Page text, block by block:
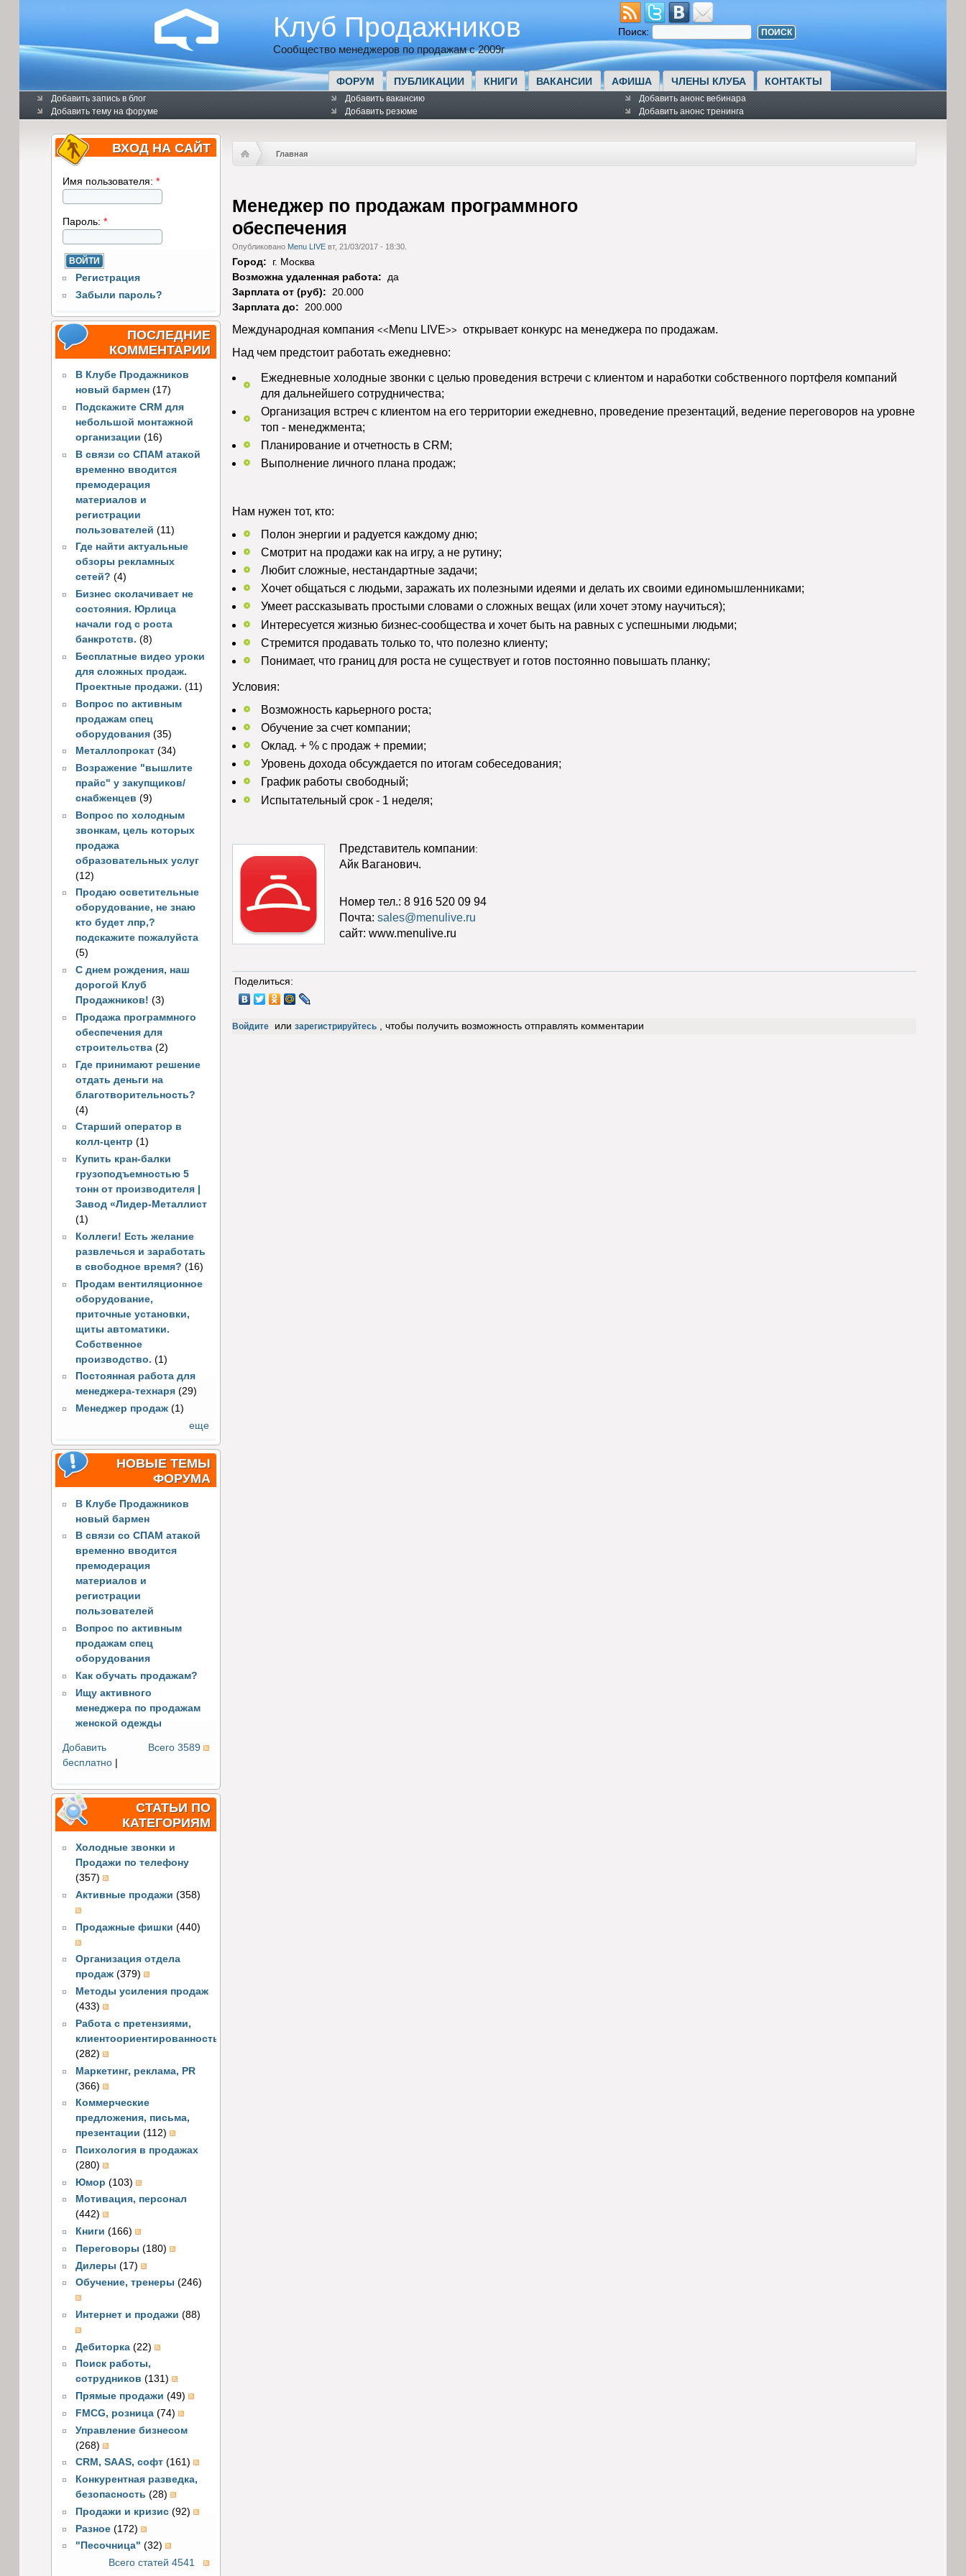
Клуб Продажников
Сообщество менеджеров по продажам с 2009г
Поиск:
ФОРУМ ПУБЛИКАЦИИ КНИГИ ВАКАНСИИ АФИША ЧЛЕНЫ КЛУБА КОНТАКТЫ
Добавить запись в блог
Добавить тему на форуме
Добавить вакансию
Добавить резюме
Добавить анонс вебинара
Добавить анонс тренинга
ВХОД НА САЙТ
Имя пользователя: *
Пароль: *
Регистрация
Забыли пароль?
ПОСЛЕДНИЕ
КОММЕНТАРИИ
В Клубе Продажников
новый бармен (17)
Подскажите CRM для
небольшой монтажной
организации (16)
В связи со СПАМ атакой
временно вводится
премодерация
материалов и
регистрации
пользователей (11)
Где найти актуальные
обзоры рекламных
сетей? (4)
Бизнес сколачивает не
состояния. Юрлица
начали год с роста
банкротств. (8)
Бесплатные видео уроки
для сложных продаж.
Проектные продажи. (11)
Вопрос по активным
продажам спец
оборудования (35)
Металлопрокат (34)
Возражение "вышлите
прайс" у закупщиков/
снабженцев (9)
Вопрос по холодным
звонкам, цель которых
продажа
образовательных услуг
(12)
Продаю осветительные
оборудование, не знаю
кто будет лпр,?
подскажите пожалуйста
(5)
С днем рождения, наш
дорогой Клуб
Продажников! (3)
Продажа программного
обеспечения для
строительства (2)
Где принимают решение
отдать деньги на
благотворительность?
(4)
Старший оператор в
колл-центр (1)
Купить кран-балки
грузоподъемностью 5
тонн от производителя |
Завод «Лидер-Металлист
(1)
Коллеги! Есть желание
развлечься и заработать
в свободное время? (16)
Продам вентиляционное
оборудование,
приточные установки,
щиты автоматики.
Собственное
производство. (1)
Постоянная работа для
менеджера-технаря (29)
Менеджер продаж (1)
еще
НОВЫЕ ТЕМЫ
ФОРУМА
В Клубе Продажников
новый бармен
В связи со СПАМ атакой
временно вводится
премодерация
материалов и
регистрации
пользователей
Вопрос по активным
продажам спец
оборудования
Как обучать продажам?
Ищу активного
менеджера по продажам
женской одежды
Всего 3589
Добавить
бесплатно|
СТАТЬИ ПО
КАТЕГОРИЯМ
Холодные звонки и
Продажи по телефону
(357)
Активные продажи (358)
Продажные фишки (440)
Организация отдела
продаж (379)
Методы усиления продаж
(433)
Работа с претензиями,
клиентоориентированность
(282)
Маркетинг, реклама, PR
(366)
Коммерческие
предложения, письма,
презентации (112)
Психология в продажах
(280)
Юмор (103)
Мотивация, персонал
(442)
Книги (166)
Переговоры (180)
Дилеры (17)
Обучение, тренеры (246)
Интернет и продажи (88)
Дебиторка (22)
Поиск работы,
сотрудников (131)
Прямые продажи (49)
FMCG, розница (74)
Управление бизнесом
(268)
CRM, SAAS, софт (161)
Конкурентная разведка,
безопасность (28)
Продажи и кризис (92)
Разное (172)
"Песочница" (32)
Всего статей 4541
Главная
Менеджер по продажам программного
обеспечения
Опубликовано Menu LIVEвт, 21/03/2017 - 18:30.
Город:
г. Москва
Возможна удаленная работа: да
Зарплата от (руб): 20.000
Зарплата до: 200.000
Международная компания << Menu LIVE​>> открывает конкурс на менеджера по продажам.
Над чем предстоит работать ежедневно:
Ежедневные холодные звонки с целью проведения встречи с клиентом и наработки собственного портфеля компаний
для дальнейшего сотрудничества;
Организация встреч с клиентом на его территории ежедневно, проведение презентаций, ведение переговоров на уровне
топ - менеджмента;
Планирование и отчетность в CRM;
Выполнение личного плана продаж;
Нам нужен тот, кто:
Полон энергии и радуется каждому дню;
Смотрит на продажи как на игру, а не рутину;
Любит сложные, нестандартные задачи;
Хочет общаться с людьми, заражать их полезными идеями и делать их своими единомышленниками;
Умеет рассказывать простыми словами о сложных вещах (или хочет этому научиться);
Интересуется жизнью бизнес-сообщества и хочет быть на равных с успешными людьми;
Стремится продавать только то, что полезно клиенту;
Понимает, что границ для роста не существует и готов постоянно повышать планку;
Условия:
Возможность карьерного роста;
Обучение за счет компании;
Оклад. + % с продаж + премии;
Уровень дохода обсуждается по итогам собеседования;
График работы свободный;
Испытательный срок - 1 неделя;
Представитель компании:
Айк Ваганович.
Номер тел.: 8 916 520 09 94
Почта: sales@menulive.ru
сайт: www.menulive.ru
Поделиться:
Войдите или зарегистрируйтесь , чтобы получить возможность отправлять комментарии